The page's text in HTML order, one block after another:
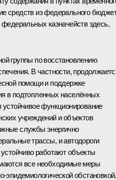
средств из федерального
федеральных казначейств здесь,
группы по восстановлению
В частности,
помощи и поддержке
в подтопленных населённых
устойчивое функционирование
учреждений и объектов
службы энергично
трассы, и автодороги
устойчиво работают объекты
все необходимые меры
эпидемиологической обстановкой.